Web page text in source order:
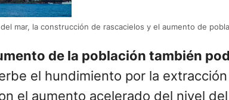
mar, la construcción de rascacielos y el aumento de
de la población también
el hundimiento por la
el aumento acelerado del nivel